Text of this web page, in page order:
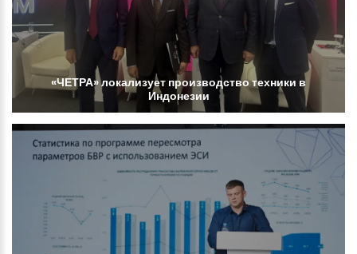
«ЧЕТРА»локализует производствотехники в
Индонезии